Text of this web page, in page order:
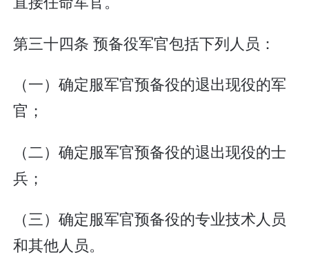
第三十四条 预备役军官包括下列人员：
（一）确定服军官预备役的退出现役的军
官；
（二）确定服军官预备役的退出现役的士
兵；
（三）确定服军官预备役的专业技术人员
和其他人员。